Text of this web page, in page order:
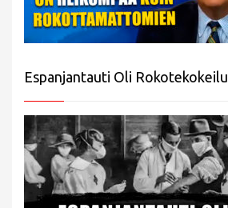
Espanjantauti Oli Rokotekokeilu